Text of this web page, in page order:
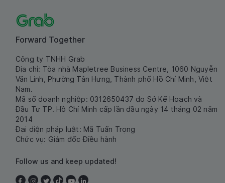
Forward Together
Công ty TNHH Grab
Địa chỉ: Tòa nhà Mapletree Business Centre, 1060 Nguyễn
Văn Linh, Phường Tân Hưng, Thành phố Hồ Chí Minh, Việt
Nam.
Mã số doanh nghiệp: 0312650437 do Sở Kế Hoạch và
Đầu Tư TP. Hồ Chí Minh cấp lần đầu ngày 14 tháng 02 năm
2014
Đại diện pháp luật: Mã Tuấn Trọng
Chức vụ: Giám đốc Điều hành
Follow us and keep updated!